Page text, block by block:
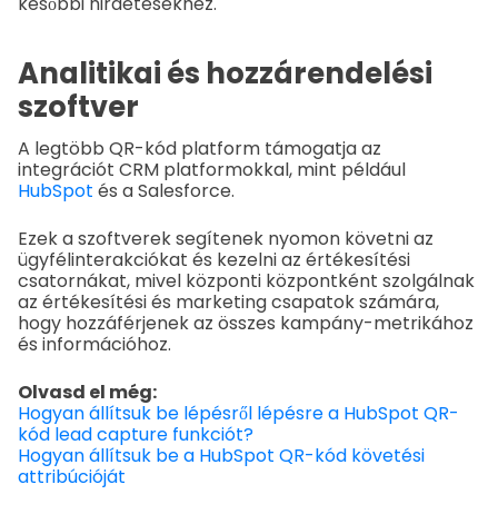
Analitikai és hozzárendelési
szoftver
A legtöbb QR-kód platform támogatja az
integrációt CRM platformokkal, mint például
HubSpot és a Salesforce.
Ezek a szoftverek segítenek nyomon követni az
ügyfélinterakciókat és kezelni az értékesítési
csatornákat, mivel központi központként szolgálnak
az értékesítési és marketing csapatok számára,
hogy hozzáférjenek az összes kampány-metrikához
és információhoz.
Olvasd el még:
Hogyan állítsuk be lépésről lépésre a HubSpot QR-
kód lead capture funkciót?
Hogyan állítsuk be a HubSpot QR-kód követési
attribúcióját